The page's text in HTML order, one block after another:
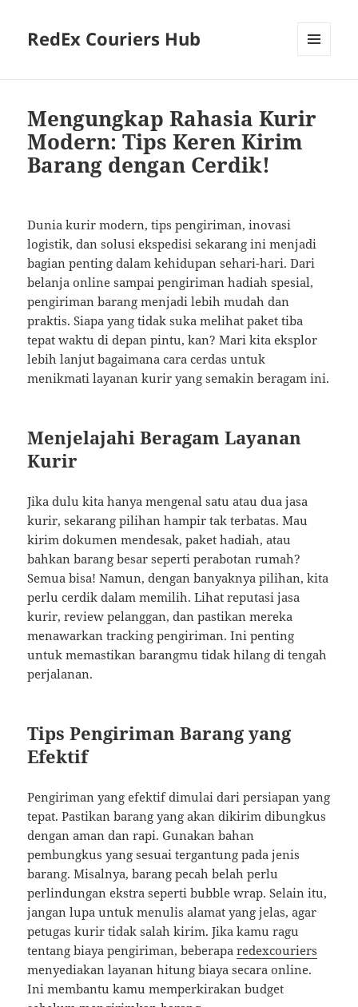
RedEx Couriers Hub
Mengungkap Rahasia Kurir
Modern: Tips Keren Kirim
Barang dengan Cerdik!
Dunia kurir modern, tips pengiriman, inovasi
logistik, dan solusi ekspedisi sekarang ini menjadi
bagian penting dalam kehidupan sehari-hari. Dari
belanja online sampai pengiriman hadiah spesial,
pengiriman barang menjadi lebih mudah dan
praktis. Siapa yang tidak suka melihat paket tiba
tepat waktu di depan pintu, kan? Mari kita eksplor
lebih lanjut bagaimana cara cerdas untuk
menikmati layanan kurir yang semakin beragam ini.
Menjelajahi Beragam Layanan
Kurir
Jika dulu kita hanya mengenal satu atau dua jasa
kurir, sekarang pilihan hampir tak terbatas. Mau
kirim dokumen mendesak, paket hadiah, atau
bahkan barang besar seperti perabotan rumah?
Semua bisa! Namun, dengan banyaknya pilihan, kita
perlu cerdik dalam memilih. Lihat reputasi jasa
kurir, review pelanggan, dan pastikan mereka
menawarkan tracking pengiriman. Ini penting
untuk memastikan barangmu tidak hilang di tengah
perjalanan.
Tips Pengiriman Barang yang
Efektif
Pengiriman yang efektif dimulai dari persiapan yang
tepat. Pastikan barang yang akan dikirim dibungkus
dengan aman dan rapi. Gunakan bahan
pembungkus yang sesuai tergantung pada jenis
barang. Misalnya, barang pecah belah perlu
perlindungan ekstra seperti bubble wrap. Selain itu,
jangan lupa untuk menulis alamat yang jelas, agar
petugas kurir tidak salah kirim. Jika kamu ragu
tentang biaya pengiriman, beberaparedexcouriers
menyediakan layanan hitung biaya secara online.
Ini membantu kamu memperkirakan budget